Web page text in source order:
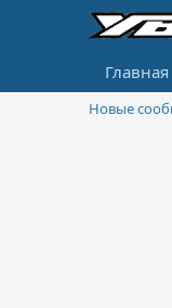
Главная
Новые